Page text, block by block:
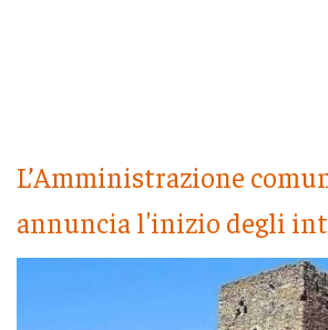
L’Amministrazione
annuncia l'inizio degli